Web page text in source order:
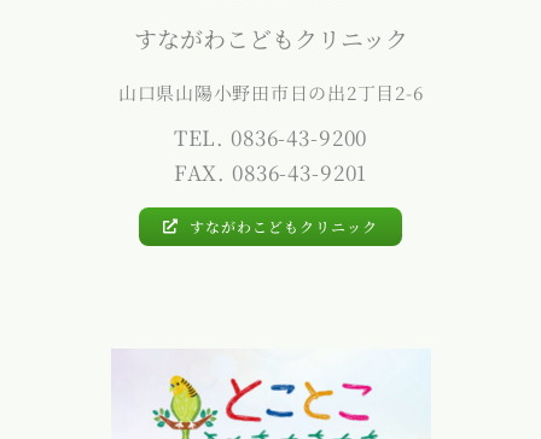
すながわこどもクリニック
山口県山陽小野田市日の出2丁目2-6
TEL. 0836-43-9200
FAX. 0836-43-9201
すながわこどもクリニック